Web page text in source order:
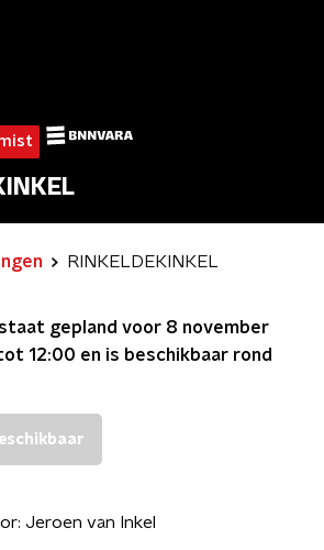
RINKELDEKINKEL
gepland voor 8 november
12:00 en is beschikbaar rond
Jeroen van Inkel